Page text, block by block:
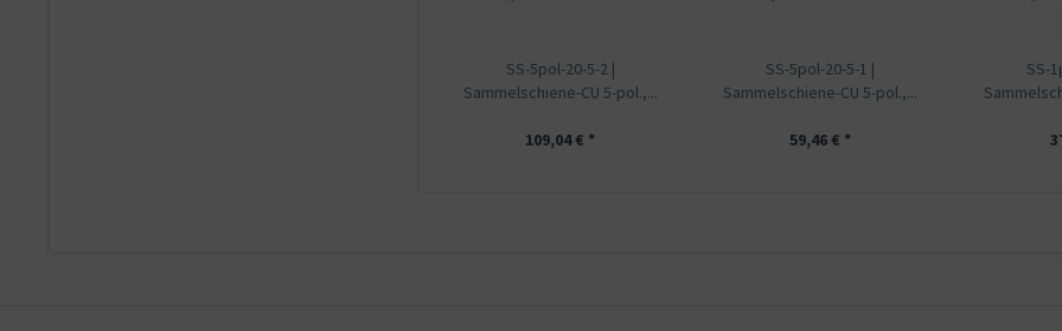
SS-5pol-20-5-2 |
Sammelschiene-CU 5-pol.,...
109,04 € *
SS-5pol-20-5-1 |
Sammelschiene-CU 5-pol.,...
59,46 € *
SS-